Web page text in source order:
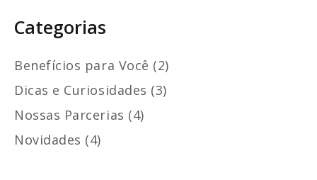
Categorias
Benefícios para Você (2)
Dicas e Curiosidades (3)
Nossas Parcerias (4)
Novidades (4)